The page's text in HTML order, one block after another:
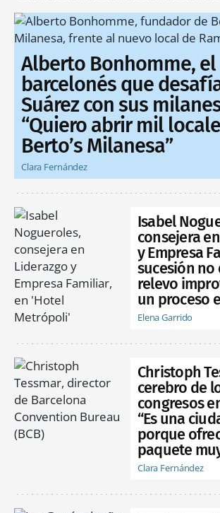
Alberto Bonhomme, el
barcelonés que
Suárez con sus
“Quiero abrir mil
Berto’s Milanesa”
Clara Fernández
Isabel
consejera
y Empresa
sucesión no
relevo
un proceso
Elena Garrido
Christoph
cerebro de
congresos
“Es una
porque
paquete
Clara Fernández